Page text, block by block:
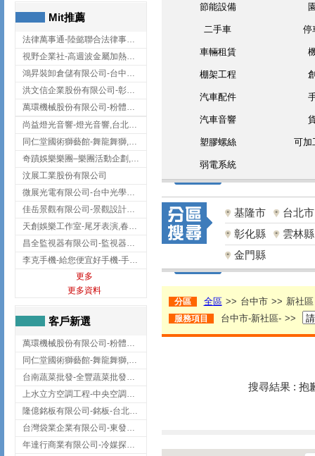
Mit推薦
法律萬事通-陸懿聯合法律事務所
視野企業社-高週波金屬加熱設備,彰化高週波金屬加熱設備
鴻昇裝卸倉儲有限公司-台中貨櫃裝卸
洪文信企業股份有限公司-彰化鋅合金鑄造,彰化五金加工,彰化五金配件
萬環機械股份有限公司-粉體塗裝設備,輸送機,輸送機設備,台南輸送機
尚益燈光音響-燈光音響,台北燈光音響,台北燈光音響出租
同仁堂國術獅藝館-舞龍舞獅,台中舞龍舞獅
奇蹟娛樂樂團–樂團活動企劃,台中樂團表演,台中婚禮樂團
汶展工業股份有限公司
微展光電有限公司-台中光學鍍膜,optical filter taiwan,台灣光學鍍膜
佳岳景觀有限公司-景觀設計公司,台北景觀設計,台北景觀工程,中山區景觀設計
天創娛樂工作室-尾牙表演,春酒表演,板橋尾牙表演
昌全監視器有限公司-監視器安裝,高雄監視器安裝,鳳山區監視器安裝
李克手機-給您便宜好手機-手機收購,屏東手機收購
更多
更多資料
客戶新選
萬環機械股份有限公司-粉體塗裝設備,輸送機,輸送機設備,台南輸送機
同仁堂國術獅藝館-舞龍舞獅,台中舞龍舞獅
台南蔬菜批發-全豐蔬菜批發專送/台南蔬菜箱宅配到府
上水立方空調工程-中央空調規劃,台北中央空調規劃
隆億銘板有限公司-銘板-台北銘板-板橋銘板
台灣袋業企業有限公司-東發企業社/台中太空袋/太空包
年達行商業有限公司-冷媒探漏儀,壓力錶組,真空泵浦,台北冷凍空調材料
節能設備
二手車 停
車輛租賃
棚架工程
汽車配件
汽車音響
塑膠螺絲 可加
弱電系統
基隆市
台北市
彰化縣
雲林縣
金門縣
分區 全區 >> 台中市 >> 新社區
服務項目 台中市-新社區- >>
搜尋結果 : 抱